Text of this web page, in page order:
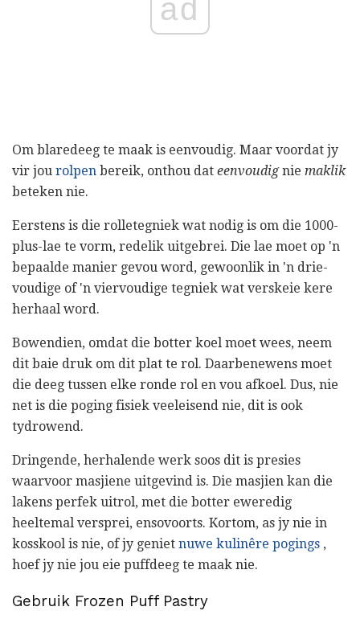
ad
Om blaredeeg te maak is eenvoudig. Maar voordat jy
vir jou rolpen bereik, onthou dat eenvoudignie maklik
beteken nie.
Eerstens is die rolletegniek wat nodig is om die 1000-
plus-lae te vorm, redelik uitgebrei. Die lae moet op 'n
bepaalde manier gevou word, gewoonlik in 'n drie-
voudige of 'n viervoudige tegniek wat verskeie kere
herhaal word.
Bowendien, omdat die botter koel moet wees, neem
dit baie druk om dit plat te rol. Daarbenewens moet
die deeg tussen elke ronde rol en vou afkoel. Dus, nie
net is die poging fisiek veeleisend nie, dit is ook
tydrowend.
Dringende, herhalende werk soos dit is presies
waarvoor masjiene uitgevind is. Die masjien kan die
lakens perfek uitrol, met die botter eweredig
heeltemal versprei, ensovoorts. Kortom, as jy nie in
kosskool is nie, of jy geniet nuwe kulinêre pogings ,
hoef jy nie jou eie puffdeeg te maak nie.
Gebruik Frozen Puff Pastry